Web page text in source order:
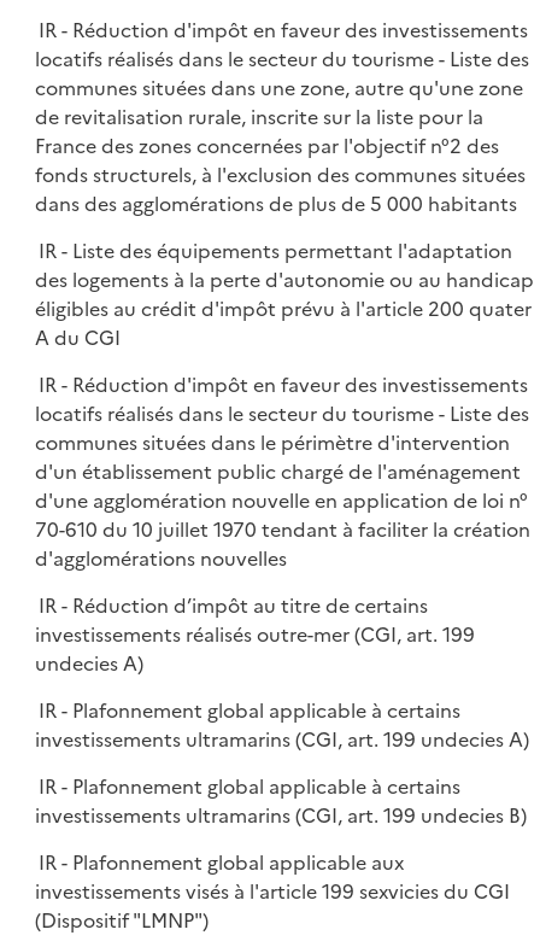
IR - Réduction d'impôt en faveur des investissements
locatifs réalisés dans le secteur du tourisme - Liste des
communes situées dans une zone, autre qu'une zone
de revitalisation rurale, inscrite sur la liste pour la
France des zones concernées par l'objectif n°2 des
fonds structurels, à l'exclusion des communes situées
dans des agglomérations de plus de 5 000 habitants
IR - Liste des équipements permettant l'adaptation
des logements à la perte d'autonomie ou au handicap
éligibles au crédit d'impôt prévu à l'article 200 quater
A du CGI
IR - Réduction d'impôt en faveur des investissements
locatifs réalisés dans le secteur du tourisme - Liste des
communes situées dans le périmètre d'intervention
d'un établissement public chargé de l'aménagement
d'une agglomération nouvelle en application de loi n°
70-610 du 10 juillet 1970 tendant à faciliter la création
d'agglomérations nouvelles
IR - Réduction d’impôt au titre de certains
investissements réalisés outre-mer (CGI, art. 199
undecies A)
IR - Plafonnement global applicable à certains
investissements ultramarins (CGI, art. 199 undecies A)
IR - Plafonnement global applicable à certains
investissements ultramarins (CGI, art. 199 undecies B)
IR - Plafonnement global applicable aux
investissements visés à l'article 199 sexvicies du CGI
(Dispositif "LMNP")